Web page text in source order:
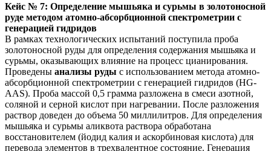
Кейс № 7: Определение мышьяка и сурьмы в золотоносной
руде методом атомно-абсорбционной спектрометрии с
генерацией гидридов
В рамках технологических испытаний поступила проба
золотоносной руды для определения содержания мышьяка и
сурьмы, оказывающих влияние на процесс цианирования.
Проведены анализы руды с использованием метода атомно-
абсорбционной спектрометрии с генерацией гидридов (HG-
AAS). Проба массой 0,5 грамма разложена в смеси азотной,
соляной и серной кислот при нагревании. После разложения
раствор доведен до объема 50 миллилитров. Для определения
мышьяка и сурьмы аликвота раствора обработана
восстановителем (йодид калия и аскорбиновая кислота) для
перевода элементов в трехвалентное состояние. Генерация